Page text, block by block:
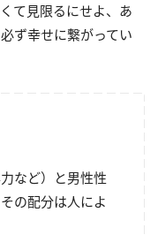
て見限るにせよ、あ
ず幸せに繋がってい
など）と男性性
の配分は人によ